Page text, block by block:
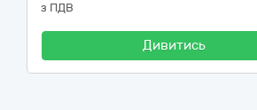
з ПДВ
Дивитись